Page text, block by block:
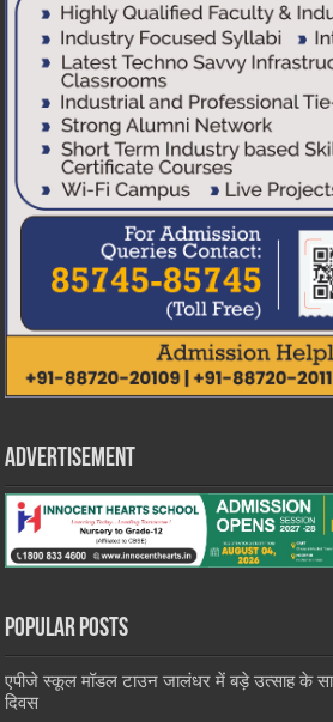
Advertisement
Popular Posts
एपीजे स्कूल मॉडल टाउन जालंधर में बड़े उत्साह के साथ
दिवस